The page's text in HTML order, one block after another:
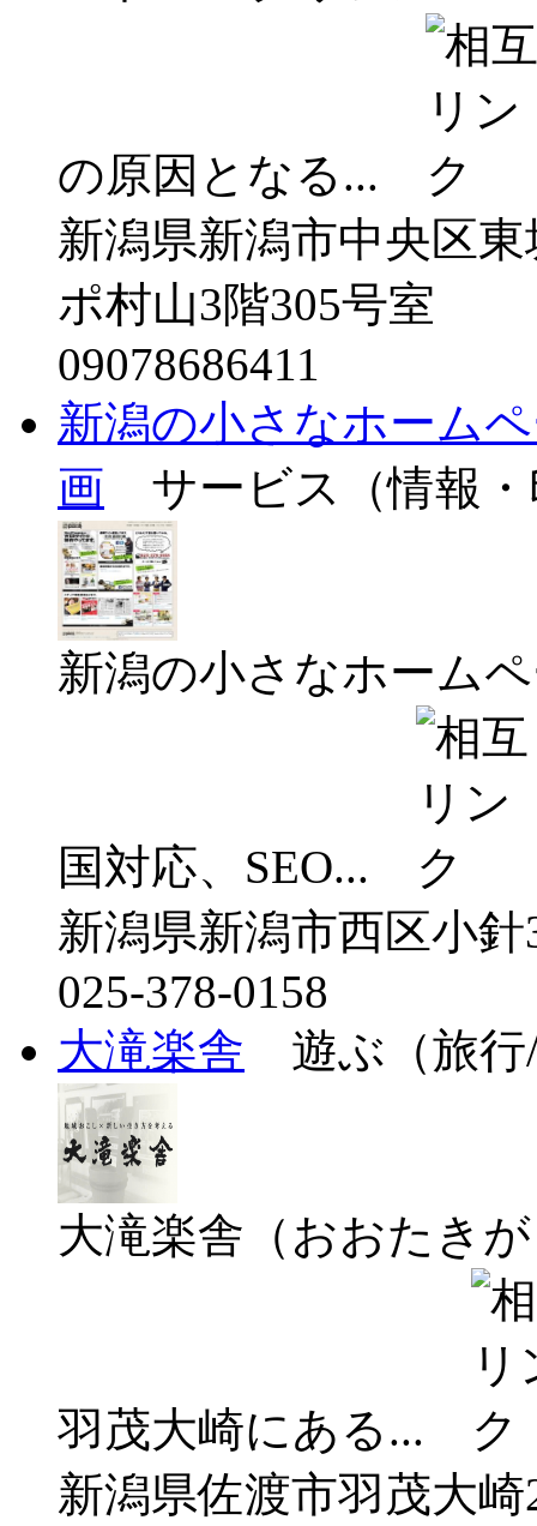
の原因となる...
新潟県新潟市中央区
ポ村山3階305号室
09078686411
新潟の小さなホーム
画 サービス（情報・
新潟の小さなホーム
国対応、SEO...
新潟県新潟市西区小
025-378-0158
大滝楽舎 遊ぶ（旅行
大滝楽舎（おおたき
羽茂大崎にある...
新潟県佐渡市羽茂大崎